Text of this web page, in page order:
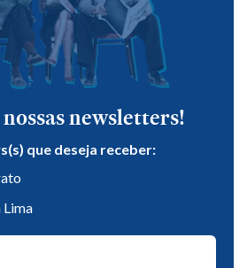
newsletters!
que deseja receber:
Lima